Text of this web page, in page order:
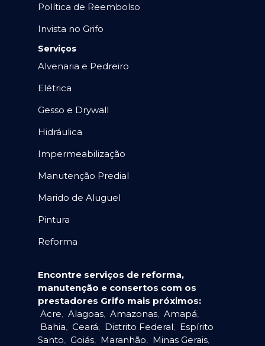
Política de Reembolso
Invista no Grifo
Serviços
Alvenaria e Pedreiro
Elétrica
Gesso e Drywall
Hidráulica
Impermeabilização
Manutenção Predial
Marido de Aluguel
Pintura
Reforma
Encontre serviços de reforma,
manutenção e consertos com os
prestadores Grifo mais próximos:
Acre, Alagoas, Amazonas, Amapá,
Bahia, Ceará, Distrito Federal, Espírito
Santo, Goiás, Maranhão, Minas Gerais,